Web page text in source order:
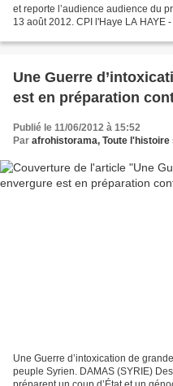
et reporte l’audience audience du
13 août 2012. CPI l'Haye LA HAYE
Une Guerre
est en préparation
Publié le 11/06/2012 à 15:52
Par afrohistorama, Toute
Une Guerre d’intoxication de
peuple Syrien. DAMAS (SYRIE)